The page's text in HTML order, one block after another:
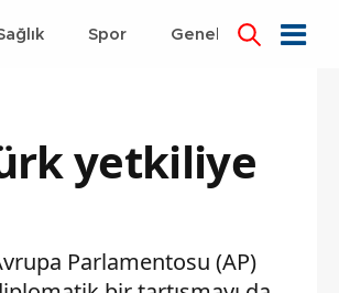
Spor Genel Dünya
yetkiliye
Parlamentosu (AP)